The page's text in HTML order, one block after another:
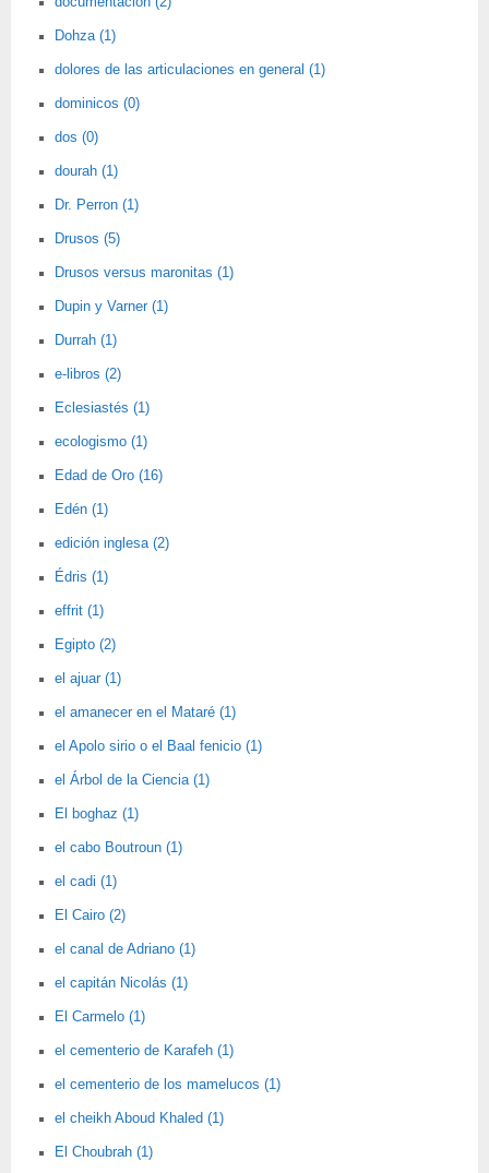
Dohza (1)
dolores de las articulaciones en general (1)
dominicos (0)
dos (0)
dourah (1)
Dr. Perron (1)
Drusos (5)
Drusos versus maronitas (1)
Dupin y Varner (1)
Durrah (1)
e-libros (2)
Eclesiastés (1)
ecologismo (1)
Edad de Oro (16)
Edén (1)
edición inglesa (2)
Édris (1)
effrit (1)
Egipto (2)
el ajuar (1)
el amanecer en el Mataré (1)
el Apolo sirio o el Baal fenicio (1)
el Árbol de la Ciencia (1)
El boghaz (1)
el cabo Boutroun (1)
el cadi (1)
El Cairo (2)
el canal de Adriano (1)
el capitán Nicolás (1)
El Carmelo (1)
el cementerio de Karafeh (1)
el cementerio de los mamelucos (1)
el cheikh Aboud Khaled (1)
El Choubrah (1)